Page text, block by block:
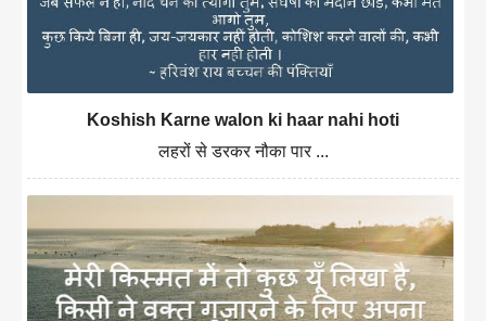
Koshish Karne walon ki haar nahi hoti
लहरों से डरकर नौका पार ...